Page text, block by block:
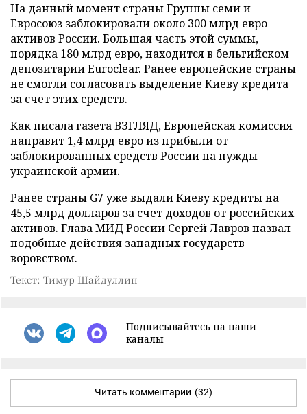
На данный момент страны Группы семи и
Евросоюз заблокировали около 300 млрд евро
активов России. Большая часть этой суммы,
порядка 180 млрд евро, находится в бельгийском
депозитарии Euroclear. Ранее европейские страны
не смогли согласовать выделение Киеву кредита
за счет этих средств.
Как писала газета ВЗГЛЯД, Европейская комиссия
направит 1,4 млрд евро из прибыли от
заблокированных средств России на нужды
украинской армии.
Ранее страны G7 уже выдалиКиеву кредиты на
45,5 млрд долларов за счет доходов от российских
активов. Глава МИД России Сергей Лавров назвал
подобные действия западных государств
воровством.
Текст: Тимур Шайдуллин
Подписывайтесь на наши
каналы
Читать комментарии (32)